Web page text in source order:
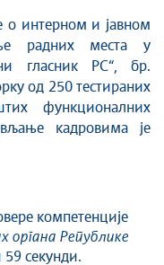
о интерном и јавном
радних места у
гласник РС“, бр.
од 250 тестираних
функционалних
кадровима је
компетенције
органа Републике
59 секунди.